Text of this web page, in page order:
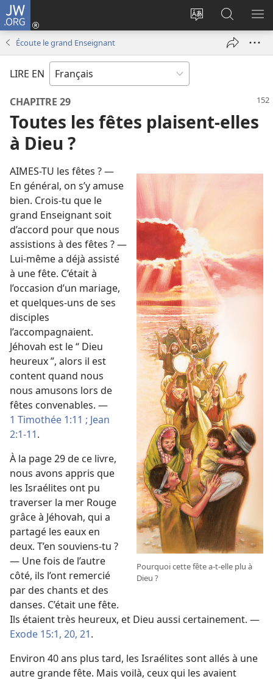
JW.ORG
Changer
langue
Se
connecter
nouvelle
sur
JW.ORG
Écoute le grand Enseignant
LIRE EN
CHAPITRE 29
Toutes les fêtes plaisent-elles
à Dieu ?
Pourquoi cette fête a-​t-​elle plu à
Dieu ?
AIMES-​TU les fêtes ? —
En général, on s’y amuse
bien. Crois-​tu que le
grand Enseignant soit
d’accord pour que nous
assistions à des fêtes ? —
Lui-​même a déjà assisté
à une fête. C’était à
l’occasion d’un mariage,
et quelques-uns de ses
disciples
l’accompagnaient.
Jéhovah est le “ Dieu
heureux ”, alors il est
content quand nous
nous amusons lors de
fêtes convenables. —
1 Timothée 1:11 ; Jean
2:1-11.
À la page 29 de ce livre,
nous avons appris que
les Israélites ont pu
traverser la mer Rouge
grâce à Jéhovah, qui a
partagé les eaux en
deux. T’en souviens-​tu ?
— Une fois de l’autre
côté, ils l’ont remercié
par des chants et des
danses. C’était une fête.
Ils étaient très heureux, et Dieu aussi certainement. —
Exode 15:1, 20, 21.
Environ 40 ans plus tard, les Israélites sont allés à une
autre grande fête. Mais voilà, ceux qui les avaient